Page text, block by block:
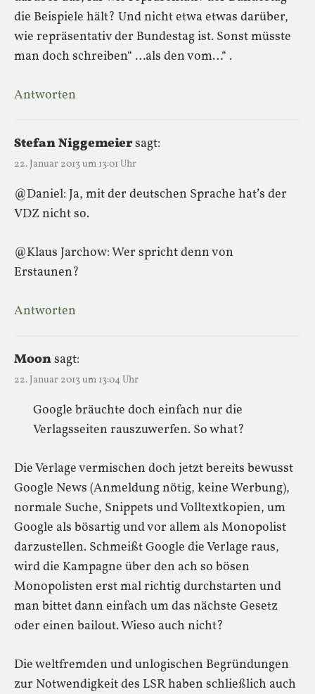
die Beispiele hält? Und nicht etwa etwas darüber,
wie repräsentativ der Bundestag ist. Sonst müsste
man doch schreiben“ …als den vom…“ .
Antworten
Stefan Niggemeiersagt:
22. Januar 2013 um 13:01 Uhr
@Daniel: Ja, mit der deutschen Sprache hat’s der
VDZ nicht so.
@Klaus Jarchow: Wer spricht denn von
Erstaunen?
Antworten
Moonsagt:
22. Januar 2013 um 13:04 Uhr
Google bräuchte doch einfach nur die
Verlagsseiten rauszuwerfen. So what?
Die Verlage vermischen doch jetzt bereits bewusst
Google News (Anmeldung nötig, keine Werbung),
normale Suche, Snippets und Volltextkopien, um
Google als bösartig und vor allem als Monopolist
darzustellen. Schmeißt Google die Verlage raus,
wird die Kampagne über den ach so bösen
Monopolisten erst mal richtig durchstarten und
man bittet dann einfach um das nächste Gesetz
oder einen bailout. Wieso auch nicht?
Die weltfremden und unlogischen Begründungen
zur Notwendigkeit des LSR haben schließlich auch